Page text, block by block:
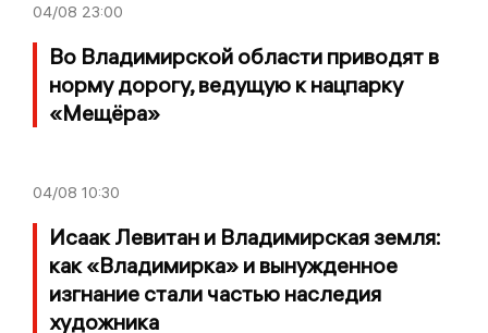
04/08 23:00
Во Владимирской области приводят в
норму дорогу, ведущую к нацпарку
«Мещёра»
04/08 10:30
Исаак Левитан и Владимирская земля:
как «Владимирка» и вынужденное
изгнание стали частью наследия
художника